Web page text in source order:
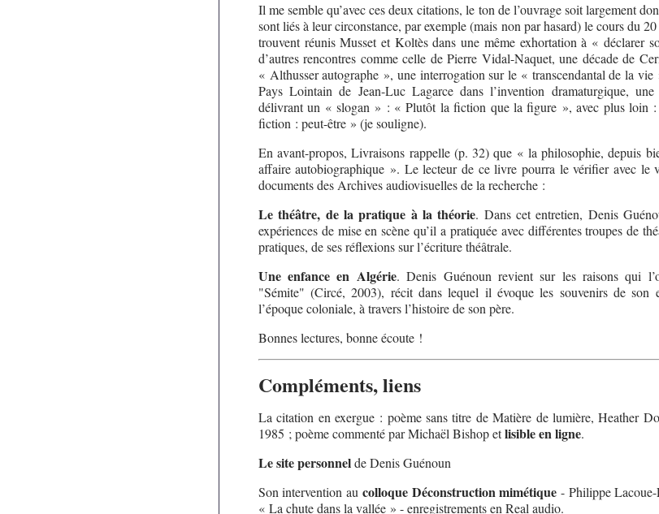
Il me semble qu’avec ces deux citations, le ton de l’ouvrage soit largement
sont liés à leur circonstance, par exemple (mais non par hasard) le cours du
trouvent réunis Musset et Koltès dans une même exhortation à « déclarer
d’autres rencontres comme celle de Pierre Vidal-Naquet, une décade de
« Althusser autographe », une interrogation sur le « transcendantal de la vie
Pays Lointain de Jean-Luc Lagarce dans l’invention dramaturgique, une
délivrant un « slogan » : « Plutôt la fiction que la figure », avec plus loin
fiction : peut-être » (je souligne).
En avant-propos, Livraisons rappelle (p. 32) que « la philosophie, depuis
affaire autobiographique ». Le lecteur de ce livre pourra le vérifier avec le
documents des Archives audiovisuelles de la recherche :
Le théâtre, de la pratique à la théorie. Dans cet entretien, Denis
expériences de mise en scène qu’il a pratiquée avec différentes troupes de
pratiques, de ses réflexions sur l’écriture théâtrale.
Une enfance en Algérie. Denis Guénoun revient sur les raisons qui
"Sémite" (Circé, 2003), récit dans lequel il évoque les souvenirs de son
l’époque coloniale, à travers l’histoire de son père.
Bonnes lectures, bonne écoute !
Compléments, liens
La citation en exergue : poème sans titre de Matière de lumière, Heather
1985 ; poème commenté par Michaël Bishop etlisible en ligne.
Le site personnelde Denis Guénoun
Son intervention au colloque Déconstruction mimétique - Philippe
« La chute dans la vallée » - enregistrements en Real audio.